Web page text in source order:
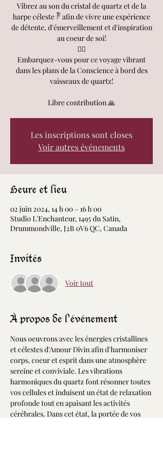
Vibrez au son du cristal de quartz et de la
harpe céleste 𓏢 afin de vivre une expérience
de détente, d'émerveillement et d'inspiration
au coeur de soi!
🧘‍♀️
Embarquez-vous pour ce voyage vibrant
dans les plans de la Conscience à bord des
vaisseaux de quartz!
Libre contribution 🙏
Les inscriptions sont closes
Voir autres événements
Heure et lieu
02 juin 2024, 14 h 00 – 16 h 00
Studio L'Enchanteur, 1495 du Satin,
Drummondville, J2B 0V6 QC, Canada
Invités
Voir tout
À propos de l'événement
Nous oeuvrons avec les énergies cristallines
et célestes d'Amour Divin afin d'harmoniser
corps, coeur et esprit dans une atmosphère
sereine et conviviale. Les vibrations
harmoniques du quartz font résonner toutes
vos cellules et induisent un état de relaxation
profonde tout en apaisant les activités
cérébrales. Dans cet état, la portée de vos